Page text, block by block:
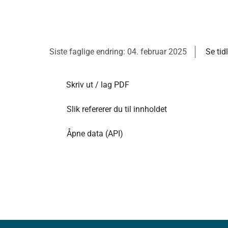
Siste faglige endring: 04. februar 2025 Se
Skriv ut / lag PDF
Slik refererer du til innholdet
Åpne data (API)